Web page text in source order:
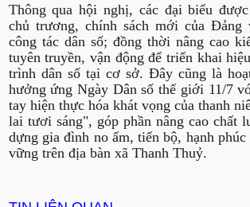
Thông qua hội nghị, các đại biểu
chủ trương, chính sách mới của Đảng
công tác dân số; đồng thời nâng cao
tuyên truyền, vận động để triển khai
trình dân số tại cơ sở. Đây cũng là
hưởng ứng Ngày Dân số thế giới 11/7
tay hiện thực hóa khát vọng của thanh
lai tươi sáng", góp phần nâng cao chất
dựng gia đình no ấm, tiến bộ, hạnh
vững trên địa bàn xã Thanh Thuỷ.